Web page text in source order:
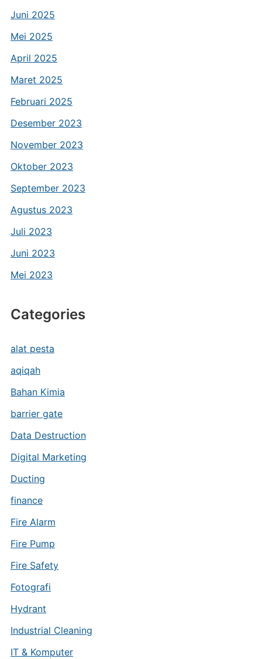
Juni 2025
Mei 2025
April 2025
Maret 2025
Februari 2025
Desember 2023
November 2023
Oktober 2023
September 2023
Agustus 2023
Juli 2023
Juni 2023
Mei 2023
Categories
alat pesta
aqiqah
Bahan Kimia
barrier gate
Data Destruction
Digital Marketing
Ducting
finance
Fire Alarm
Fire Pump
Fire Safety
Fotografi
Hydrant
Industrial Cleaning
IT & Komputer